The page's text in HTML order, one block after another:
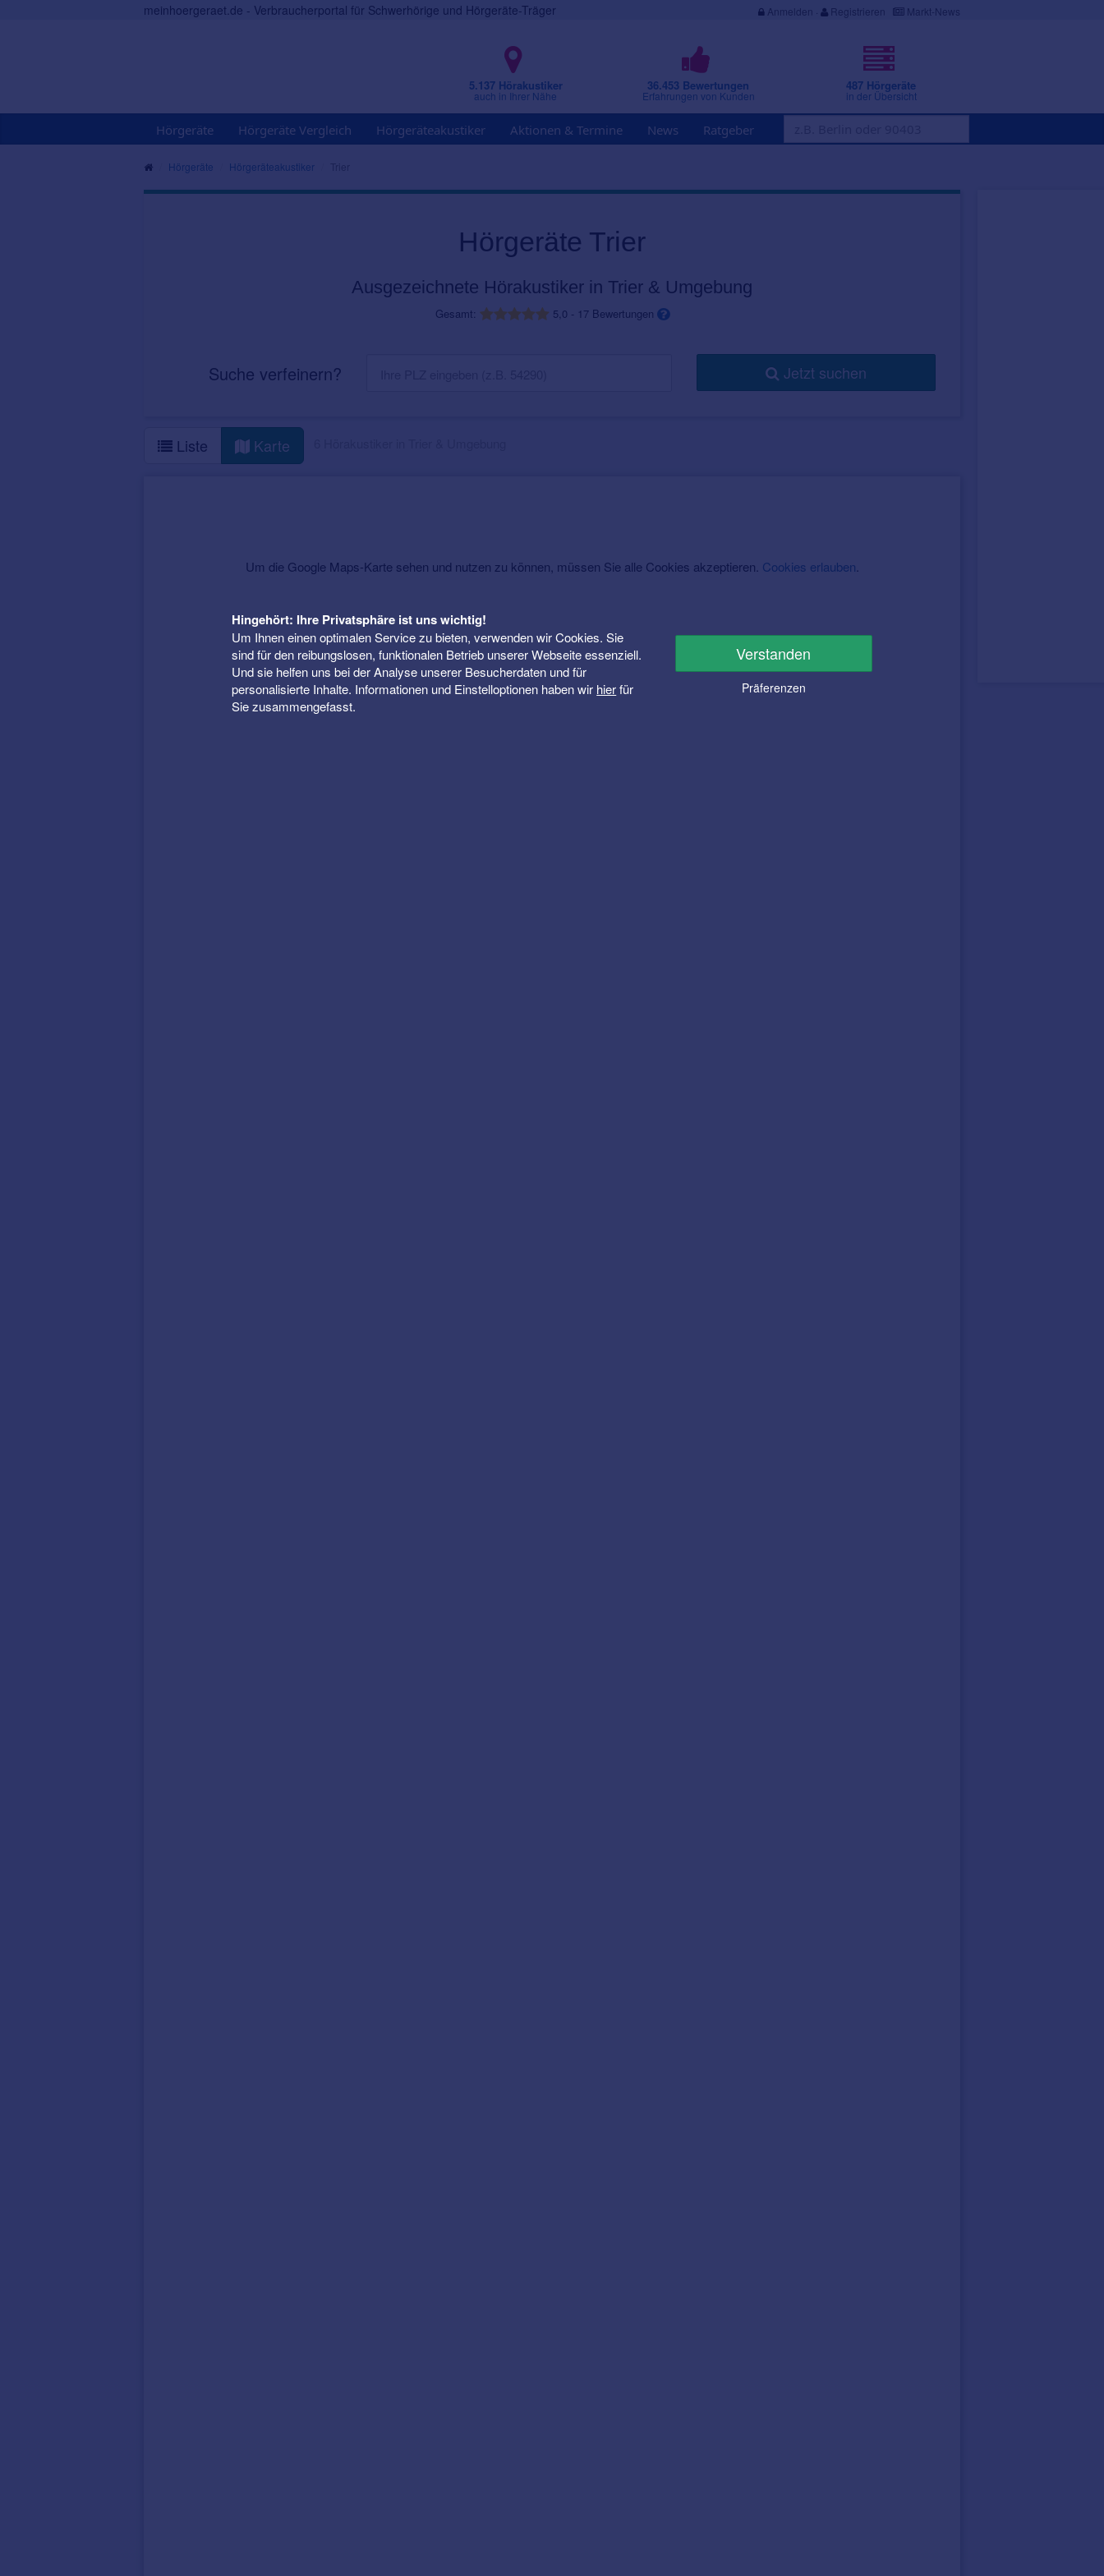
meinhoergeraet.de - Verbraucherportal für Schwerhörige und Hörgeräte-Träger Anmelden · Registrieren Markt-News
5.137 Hörakustiker
auch in Ihrer Nähe
36.453 Bewertungen
Erfahrungen von Kunden
487 Hörgeräte
in der Übersicht
Hörgeräte Hörgeräte Vergleich Hörgeräteakustiker Aktionen & Termine News Ratgeber
Hörgeräte Hörgeräteakustiker Trier
Hörgeräte Trier
Ausgezeichnete Hörakustiker in Trier & Umgebung
Gesamt: 5,0 - 17Bewertungen
Suche verfeinern? Jetzt suchen
Liste Karte
Um die Google Maps-Karte sehen und nutzen zu können, müssen Sie alle Cookies akzeptieren. Cookies erlauben.
Hingehört: Ihre Privatsphäre ist uns wichtig!
Um Ihnen einen optimalen Service zu bieten, verwenden wir Cookies. Sie
sind für den reibungslosen, funktionalen Betrieb unserer Webseite essenziell.
Und sie helfen uns bei der Analyse unserer Besucherdaten und für
personalisierte Inhalte. Informationen und Einstelloptionen haben wir hierfür
Sie zusammengefasst.
Verstanden
Präferenzen